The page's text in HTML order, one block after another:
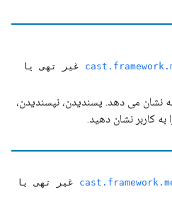
غیر تهی یا
نشان می دهد. پسندیدن، نپسندیدن،
به کاربر نشان دهید.
غیر تهی یا